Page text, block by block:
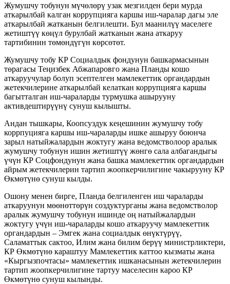
Жумушчу тобунун мүчөлөрү узак мезгилден бери мурда
аткарылбай калган коррупцияга каршы иш-чаралар дагы эле
аткарылбай жатканын белгилешти. Бул маанилүү маселеге
жетиштүү көңүл бурулбай жатканын жана аткаруу
тартибинин төмөндүгүн көрсөтөт.
Жумушчу тобу КР Социалдык фондунун башкармасынын
төрагасы Теңизбек Абжапаровго жана Планды кошо
аткаруучулар болуп эсептелген мамлекеттик органдардын
жетекчилерине аткарылбай келаткан коррупцияга каршы
багытталган иш-чараларды турмушка ашырууну
активдештирүүнү сунуш кылышты.
Андан тышкары, Коопсуздук кеңешинин жумушчу тобу
коррпуцияга каршы иш-чараларды ишке ашыруу боюнча
зарыл натыйжалардын жоктугу жана ведомстволоор аралык
жумушчу тобунун ишин жетиштүү жөнгө сала албагандыгы
үчүн КР Соцфондунун жана башка мамлекеттик органдардын
айрым жетекчилерин тартип жоопкерчилигине чакырууну КР
Өкмөтүнө сунуш кылды.
Ошону менен бирге, Планда белгиленген иш чараларды
аткаруунун мөөнөттөрүн создуктурганы жана ведомстволор
аралык жумушчу тобунун ишинде оң натыйжалардын
жоктугу үчүн иш-чараларды кошо аткаруучу мамлекеттик
органдардын – Эмгек жана социалдык өнүктүрүү,
Саламаттык сактоо, Илим жана билим берүү министрликтери,
КР Өкмөтүнө караштуу Мамлекеттик каттоо кызматы жана
«Кыргызпочтасы» мамлекеттик ишканасынын жетекчилерин
тартип жоопкерчилигине тартуу маселесин кароо КР
Өкмөтүнө сунуш кылынды.